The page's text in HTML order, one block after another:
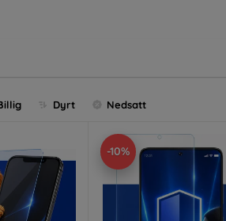
Dyrt Nedsatt
-10%